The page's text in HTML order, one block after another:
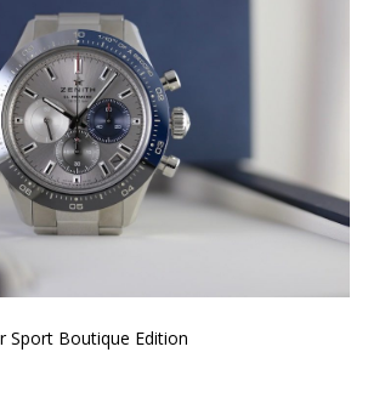
Sport Boutique Edition